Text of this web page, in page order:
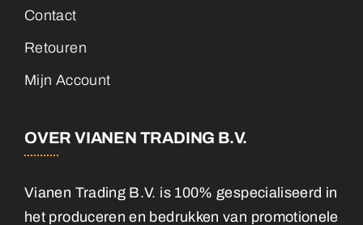
Contact
Retouren
Mijn Account
OVER VIANEN TRADING B.V.
Vianen Trading B.V. is 100% gespecialiseerd in
het produceren en bedrukken van promotionele